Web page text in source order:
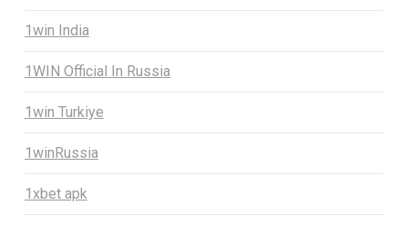
1win India
1WIN Official In Russia
1win Turkiye
1winRussia
1xbet apk